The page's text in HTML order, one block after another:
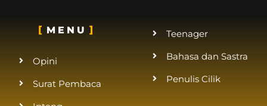
MENU
Opini
Surat Pembaca
Teenager
Bahasa dan Sastra
Penulis Cilik